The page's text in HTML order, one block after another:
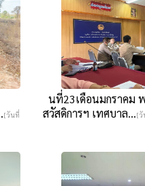
[วันที่
นที่23เดือนมกราคม
สวัสดิการฯ เทศบาล...[วั